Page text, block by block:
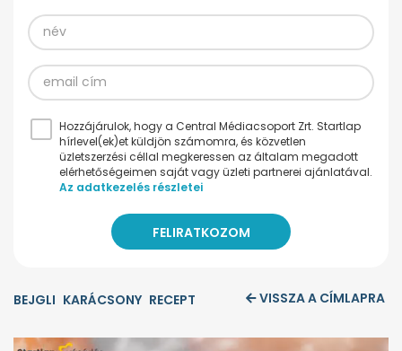
Hozzájárulok, hogy a Central Médiacsoport Zrt. Startlap
hírlevel(ek)et küldjön számomra, és közvetlen
üzletszerzési céllal megkeressen az általam megadott
elérhetőségeimen saját vagy üzleti partnerei ajánlatával.
Az adatkezelés részletei
BEJGLI KARÁCSONY RECEPT VISSZA A CÍMLAPRA